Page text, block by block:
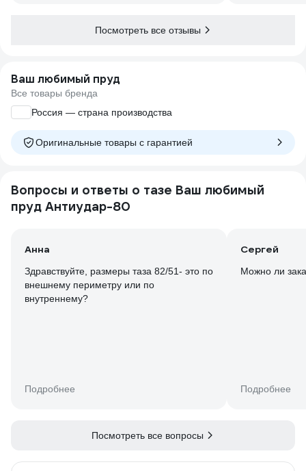
Посмотреть все отзывы
Ваш любимый пруд
Все товары бренда
Россия — страна производства
Оригинальные товары c гарантией
Вопросы и ответы о тазе Ваш любимый
пруд Антиудар-80
Анна
Здравствуйте, размеры таза 82/51- это по
внешнему периметру или по
внутреннему?
Подробнее
Сергей
Можно ли
Подробнее
Посмотреть все вопросы